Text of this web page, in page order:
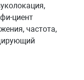
циент
частота,